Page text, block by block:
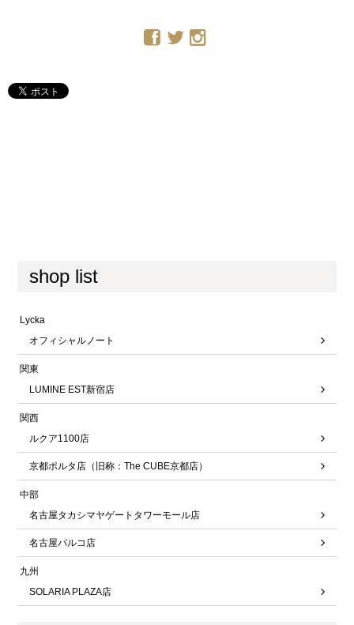
shop list
Lycka
オフィシャルノート
関東
LUMINE EST新宿店
関西
ルクア1100店
京都ポルタ店（旧称：The CUBE京都店）
中部
名古屋タカシマヤゲートタワーモール店
名古屋パルコ店
九州
SOLARIA PLAZA店